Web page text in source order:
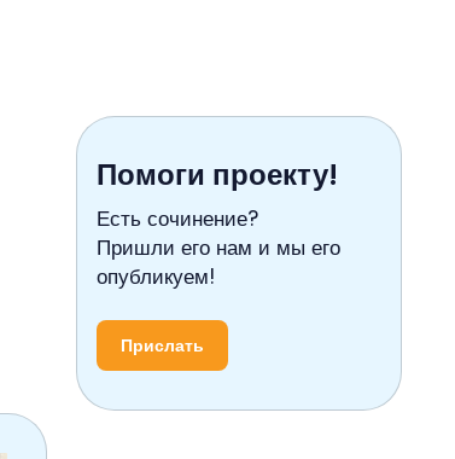
Помоги проекту!
Есть сочинение?
Пришли его нам и мы его
опубликуем!
Прислать